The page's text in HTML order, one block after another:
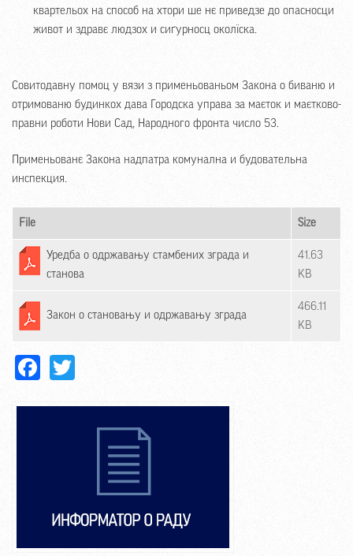
квартельох на способ на хтори ше нє приведзе до опасносци
живот и здравє людзох и сиґурносц околїска.
Совитодавну помоц у вязи з применьованьом Закона о биваню и
отримованю будинкох дава Городска управа за маєток и маєтково-
правни роботи Нови Сад, Народного фронта число 53.
Применьованє Закона надпатра комунална и будовательна
инспекция.
File Size
Уредба о одржавању стамбених зграда и
станова
41.63
KB
Закон о становању и одржавању зграда
466.11
KB
Facebook
Twitter